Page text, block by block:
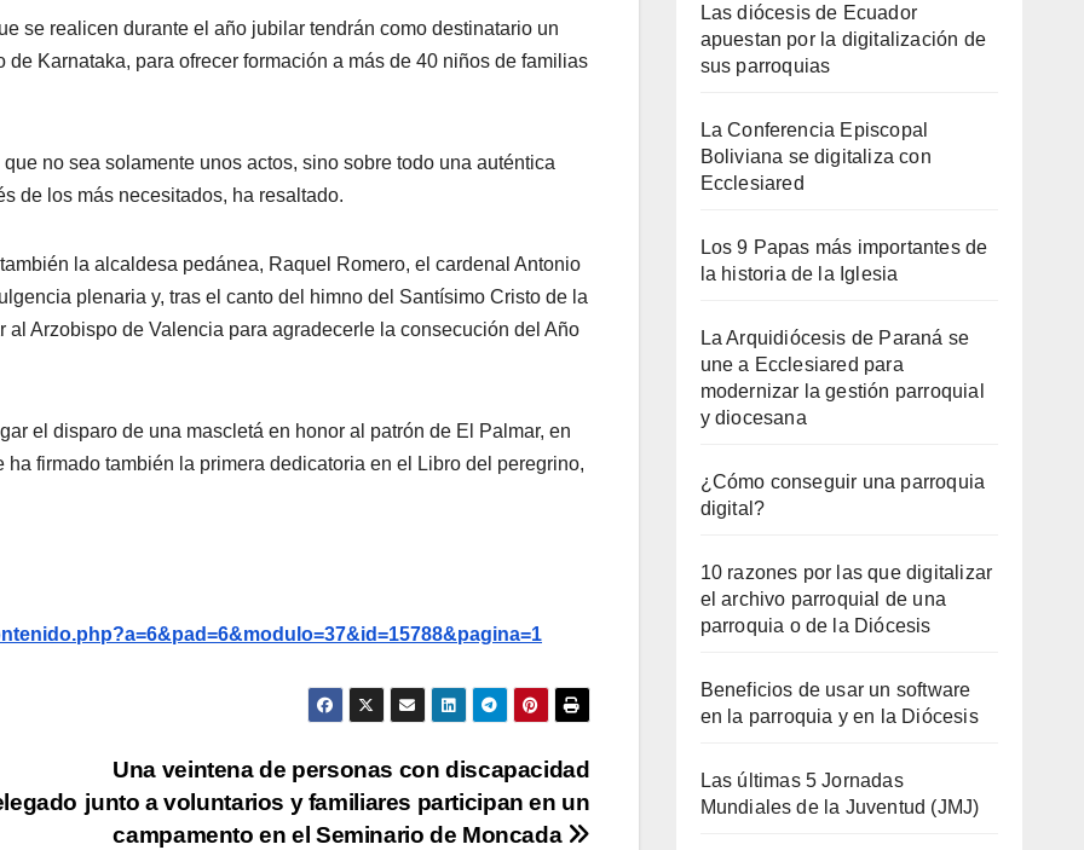
se realicen durante el año jubilar tendrán como destinatario un
Karnataka, para ofrecer formación a más de 40 niños de familias
no sea solamente unos actos, sino sobre todo una auténtica
de los más necesitados, ha resaltado.
la alcaldesa pedánea, Raquel Romero, el cardenal Antonio
plenaria y, tras el canto del himno del Santísimo Cristo de la
Arzobispo de Valencia para agradecerle la consecución del Año
el disparo de una mascletá en honor al patrón de El Palmar, en
firmado también la primera dedicatoria en el Libro del peregrino,
Una veintena de personas con discapacidad
junto a voluntarios y familiares participan en un
campamento en el Seminario de Moncada
Las diócesis de Ecuador
apuestan por la digitalización de
sus parroquias
La Conferencia Episcopal
Boliviana se digitaliza con
Ecclesiared
Los 9 Papas más importantes de
la historia de la Iglesia
La Arquidiócesis de Paraná se
une a Ecclesiared para
modernizar la gestión parroquial
y diocesana
¿Cómo conseguir una parroquia
digital?
10 razones por las que digitalizar
el archivo parroquial de una
parroquia o de la Diócesis
Beneficios de usar un software
en la parroquia y en la Diócesis
Las últimas 5 Jornadas
Mundiales de la Juventud (JMJ)